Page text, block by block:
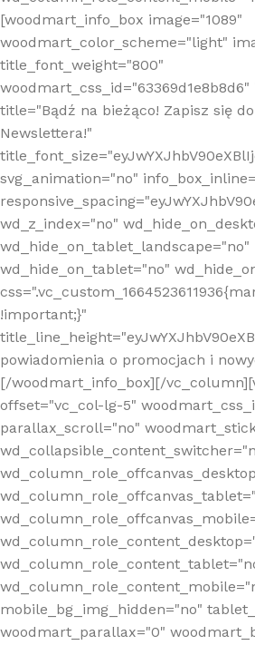
[woodmart_info_box image="1089"
woodmart_color_scheme="light"
title_font_weight="800"
title="Bądź na bieżąco! Zapisz się
Newslettera!"
svg_animation="no"
wd_z_index="no"
wd_hide_on_tablet_landscape="no"
wd_hide_on_tablet="no"
!important;}"
powiadomienia o promocjach i
[/woodmart_info_box][/
offset="vc_col-lg-5"
parallax_scroll="no"
mobile_bg_img_hidden="no"
woodmart_parallax="0"